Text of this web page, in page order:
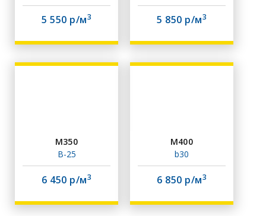
5 550 р/м3 5 850 р/м3
М350
В-25
6 450 р/м3
М400
b30
6 850 р/м3